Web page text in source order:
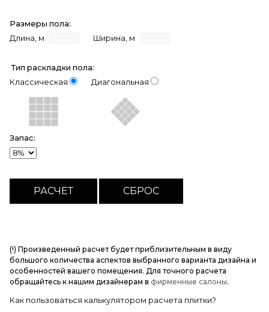
Размеры пола:
Длина, м
Ширина, м
Тип раскладки пола:
Классическая
Диагональная
Запас:
(!) Произведенный расчет будет приблизительным в виду
большого количества аспектов выбранного варианта дизайна и
особенностей вашего помещения. Для точного расчета
обращайтесь к нашим дизайнерам в фирменные салоны.
Как пользоваться калькулятором расчета плитки?